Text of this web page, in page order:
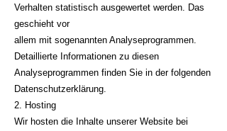
Verhalten statistisch ausgewertet werden. Das
geschieht vor
allem mit sogenannten Analyseprogrammen.
Detaillierte Informationen zu diesen
Analyseprogrammen finden Sie in der folgenden
Datenschutzerklärung.
2. Hosting
Wir hosten die Inhalte unserer Website bei